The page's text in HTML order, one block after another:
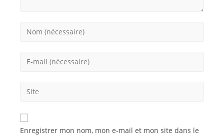
Enregistrer mon nom, mon e-mail et mon site dans le